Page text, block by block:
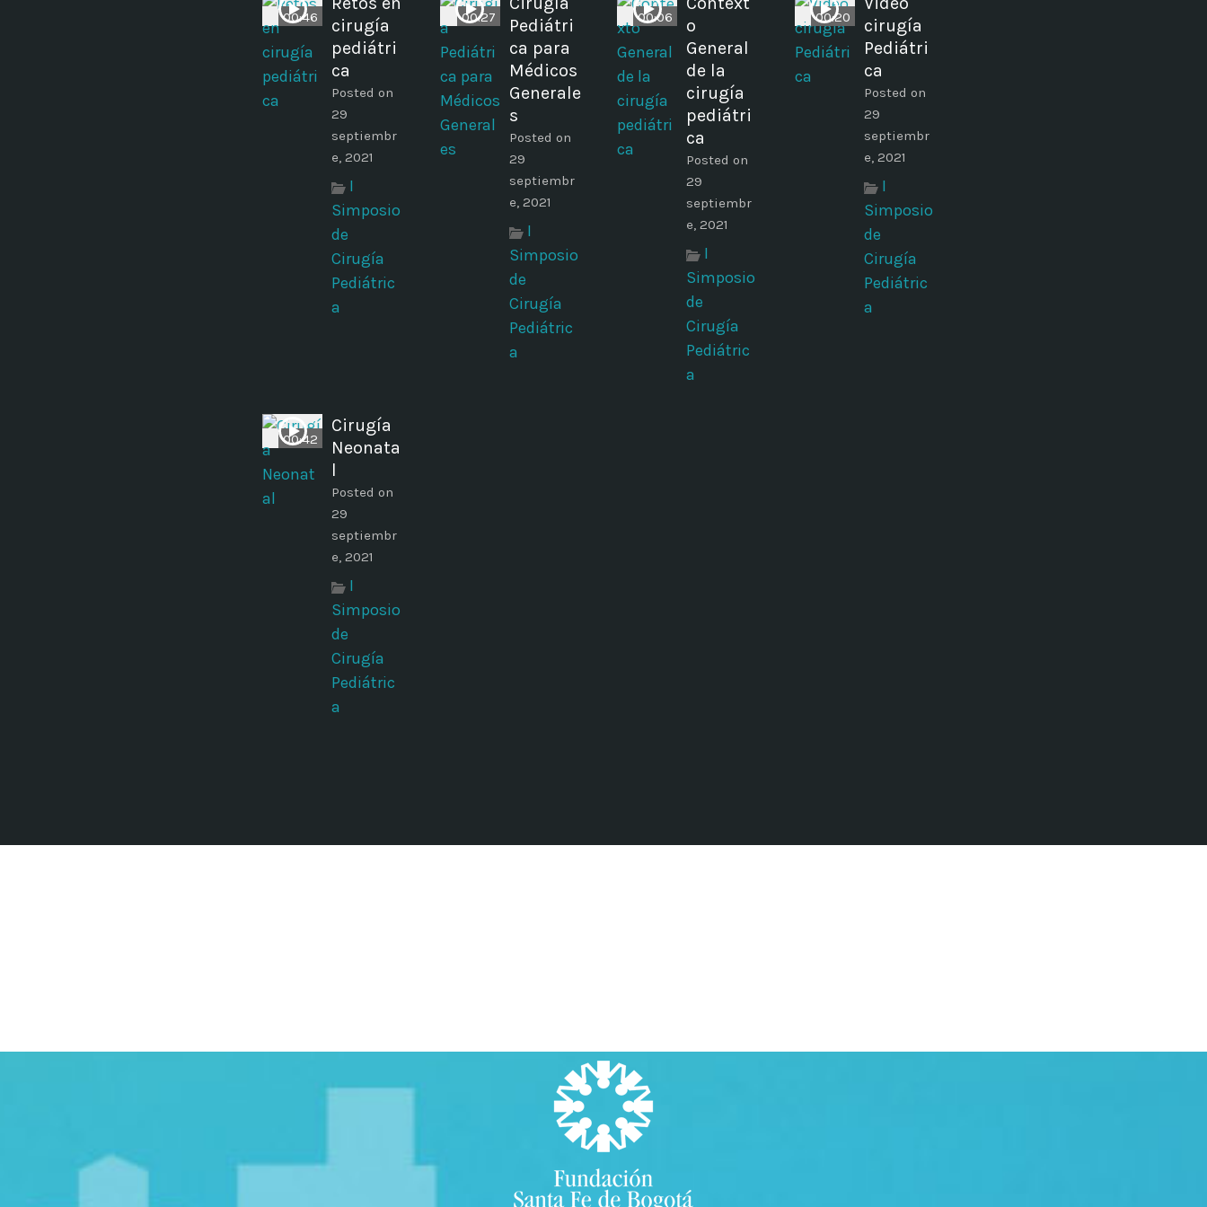
00:46
cirugía
pediátri
ca
Posted on
29
septiembr
e, 2021
I
Simposio
de
Cirugía
Pediátric
a
00:27
Pediátri
ca para
Médicos
Generale
s
Posted on
29
septiembr
e, 2021
I
Simposio
de
Cirugía
Pediátric
a
00:06
o
General
de la
cirugía
pediátri
ca
Posted on
29
septiembr
e, 2021
I
Simposio
de
Cirugía
Pediátric
a
00:20
cirugía
Pediátri
ca
Posted on
29
septiembr
e, 2021
I
Simposio
de
Cirugía
Pediátric
a
00:42
Cirugía
Neonata
l
Posted on
29
septiembr
e, 2021
I
Simposio
de
Cirugía
Pediátric
a